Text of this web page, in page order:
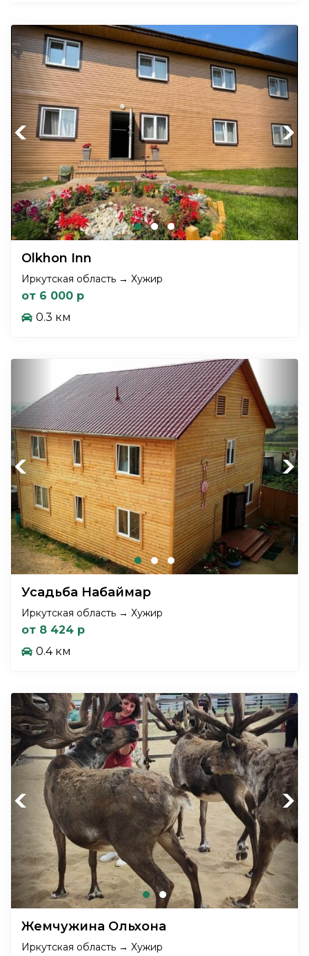
Previous Next
Olkhon Inn
Иркутская область → Хужир
от 6 000 р
0.3 км
Previous Next
Усадьба Набаймар
Иркутская область → Хужир
от 8 424 р
0.4 км
Previous Next
Жемчужина Ольхона
Иркутская область → Хужир